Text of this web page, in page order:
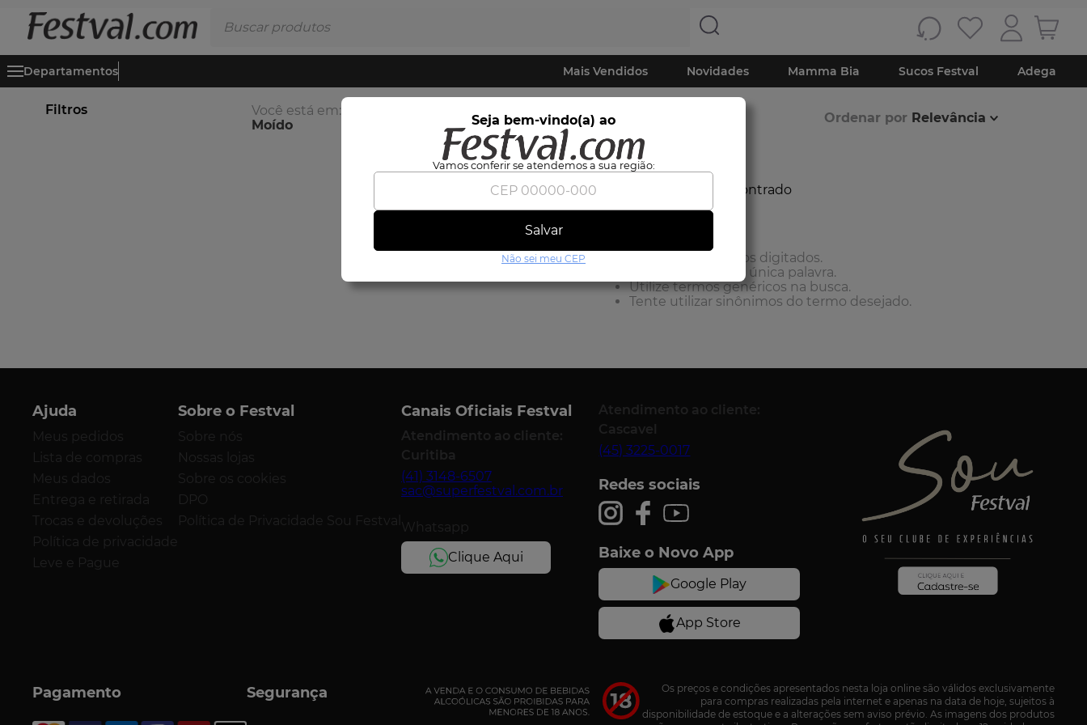
Seja bem-vindo(a) ao
Vamos conferir se atendemos a sua região:
Salvar
Não sei meu CEP
Departamentos Mais Vendidos Novidades Mamma Bia Sucos Festval Adega
Filtros Você está em:
Moído
Ordenar por Relevância
OOPS!
Nenhum produto encontrado
O que eu devo fazer?
Verifique os termos digitados.
Tente utilizar uma única palavra.
Utilize termos genéricos na busca.
Tente utilizar sinônimos do termo desejado.
Ajuda
Meus pedidos
Lista de compras
Meus dados
Entrega e retirada
Trocas e devoluções
Política de privacidade
Leve e Pague
Sobre o Festval
Sobre nós
Nossas lojas
Sobre os cookies
DPO
Política de Privacidade Sou Festval
Canais Oficiais Festval
Atendimento ao cliente:
Curitiba
(41) 3148-6507
sac@superfestval.com.br
Whatsapp
Atendimento ao cliente:
Cascavel
(45) 3225-0017
Redes sociais
Baixe o Novo App
Pagamento Segurança
Os preços e condições apresentados nesta loja online são válidos exclusivamente
para compras realizadas pela internet e apenas na data de hoje, sujeitos à
disponibilidade de estoque e a alterações sem aviso prévio. As imagens dos produtos